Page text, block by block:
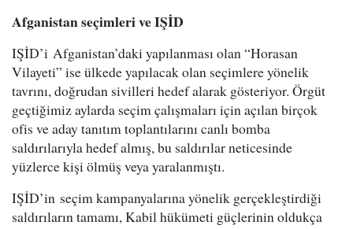
Afganistan seçimleri ve IŞİD
IŞİD’i Afganistan’daki yapılanması olan “Horasan
Vilayeti” ise ülkede yapılacak olan seçimlere yönelik
tavrını, doğrudan sivilleri hedef alarak gösteriyor. Örgüt
geçtiğimiz aylarda seçim çalışmaları için açılan birçok
ofis ve aday tanıtım toplantılarını canlı bomba
saldırılarıyla hedef almış, bu saldırılar neticesinde
yüzlerce kişi ölmüş veya yaralanmıştı.
IŞİD’in seçim kampanyalarına yönelik gerçekleştirdiği
saldırıların tamamı, Kabil hükümeti güçlerinin oldukça